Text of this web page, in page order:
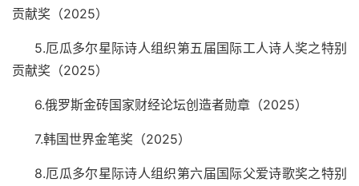
贡献奖（2025）
5.厄瓜多尔星际诗人组织第五届国际工人诗人奖之特别
贡献奖（2025）
6.俄罗斯金砖国家财经论坛创造者勋章（2025）
7.韩国世界金笔奖（2025）
8.厄瓜多尔星际诗人组织第六届国际父爱诗歌奖之特别